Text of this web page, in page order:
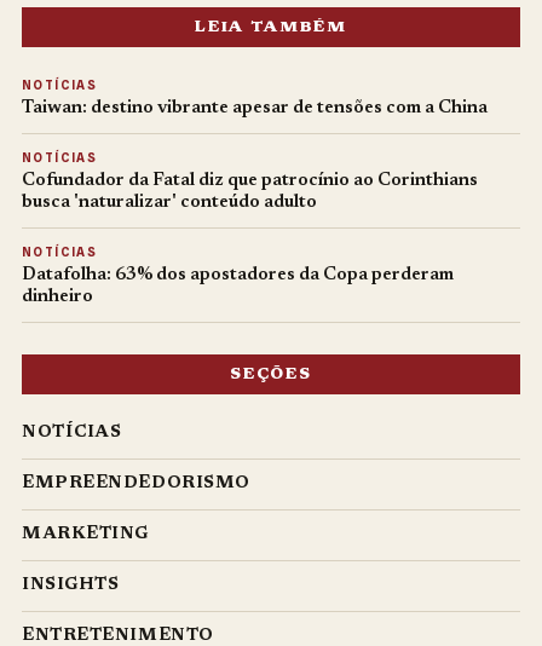
LEIA TAMBÉM
NOTÍCIAS
Taiwan: destino vibrante apesar de tensões com a China
NOTÍCIAS
Cofundador da Fatal diz que patrocínio ao Corinthians
busca 'naturalizar' conteúdo adulto
NOTÍCIAS
Datafolha: 63% dos apostadores da Copa perderam
dinheiro
SEÇÕES
NOTÍCIAS
EMPREENDEDORISMO
MARKETING
INSIGHTS
ENTRETENIMENTO